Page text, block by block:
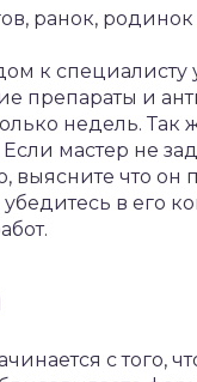
ранок,
к
препараты и
недель. Так
мастер не
выясните что
убедитесь в его
с того,